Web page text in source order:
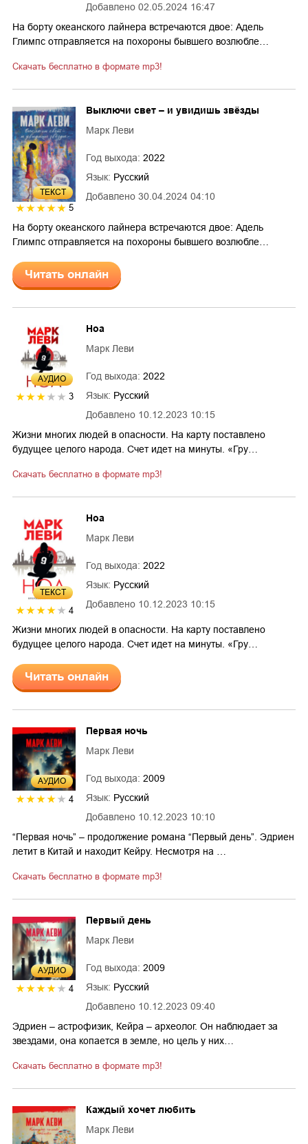
Добавлено 02.05.2024 16:47
На борту океанского лайнера встречаются двое: Адель
Глимпс отправляется на похороны бывшего возлюбле…
Скачать бесплатно в формате mp3!
ТЕКСТ
5
Добавлено 30.04.2024 04:10
Выключи свет – и увидишь звёзды
Марк Леви
Год выхода: 2022
Язык: Русский
На борту океанского лайнера встречаются двое: Адель
Глимпс отправляется на похороны бывшего возлюбле…
Читать онлайн
AУДИО
3
Добавлено 10.12.2023 10:15
Ноа
Марк Леви
Год выхода: 2022
Язык: Русский
Жизни многих людей в опасности. На карту поставлено
будущее целого народа. Счет идет на минуты. «Гру…
Скачать бесплатно в формате mp3!
ТЕКСТ
4
Добавлено 10.12.2023 10:15
Ноа
Марк Леви
Год выхода: 2022
Язык: Русский
Жизни многих людей в опасности. На карту поставлено
будущее целого народа. Счет идет на минуты. «Гру…
Читать онлайн
AУДИО
4
Добавлено 10.12.2023 10:10
Первая ночь
Марк Леви
Год выхода: 2009
Язык: Русский
“Первая ночь” – продолжение романа “Первый день”. Эдриен
летит в Китай и находит Кейру. Несмотря на …
Скачать бесплатно в формате mp3!
AУДИО
4
Добавлено 10.12.2023 09:40
Первый день
Марк Леви
Год выхода: 2009
Язык: Русский
Эдриен – астрофизик, Кейра – археолог. Он наблюдает за
звездами, она копается в земле, но цель у них…
Скачать бесплатно в формате mp3!
Каждый хочет любить
Марк Леви